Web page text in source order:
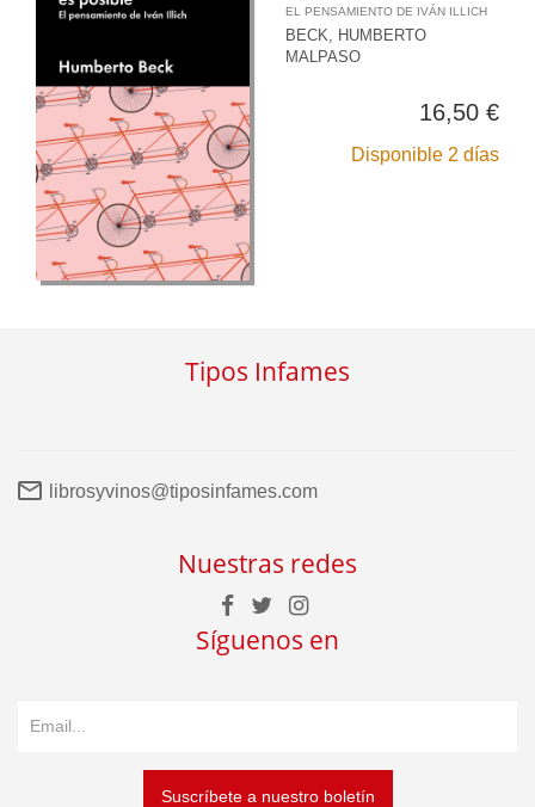
EL PENSAMIENTO DE IVÁN ILLICH
BECK, HUMBERTO
MALPASO
16,50 €
Disponible 2 días
Tipos Infames
librosyvinos@tiposinfames.com
Nuestras redes
Síguenos en
Suscríbete a nuestro boletín